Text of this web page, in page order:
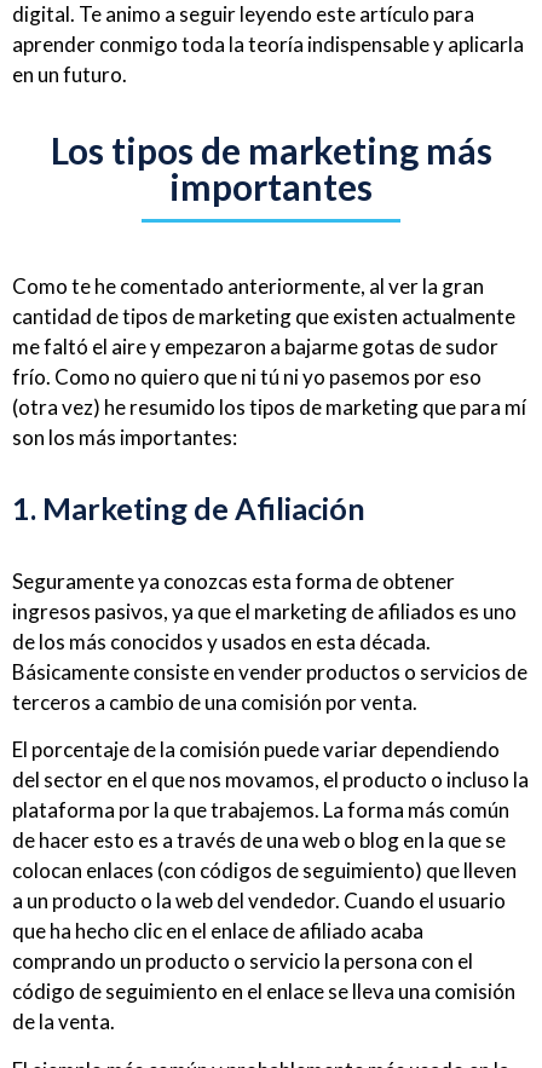
digital. Te animo a seguir leyendo este artículo para
aprender conmigo toda la teoría indispensable y aplicarla
en un futuro.
Los tipos de marketing más
importantes
Como te he comentado anteriormente, al ver la gran
cantidad de tipos de marketing que existen actualmente
me faltó el aire y empezaron a bajarme gotas de sudor
frío. Como no quiero que ni tú ni yo pasemos por eso
(otra vez) he resumido los tipos de marketing que para mí
son los más importantes:
1. Marketing de Afiliación
Seguramente ya conozcas esta forma de obtener
ingresos pasivos, ya que el marketing de afiliados es uno
de los más conocidos y usados en esta década.
Básicamente consiste en vender productos o servicios de
terceros a cambio de una comisión por venta.
El porcentaje de la comisión puede variar dependiendo
del sector en el que nos movamos, el producto o incluso la
plataforma por la que trabajemos. La forma más común
de hacer esto es a través de una web o blog en la que se
colocan enlaces (con códigos de seguimiento) que lleven
a un producto o la web del vendedor. Cuando el usuario
que ha hecho clic en el enlace de afiliado acaba
comprando un producto o servicio la persona con el
código de seguimiento en el enlace se lleva una comisión
de la venta.